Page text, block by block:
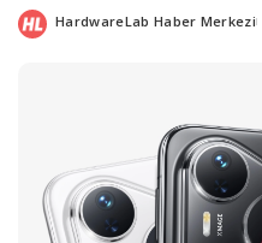
Posted
HardwareLab Haber Merkezi